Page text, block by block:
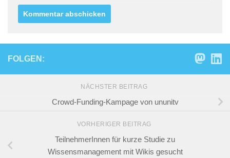
FOLGEN:
NÄCHSTER BEITRAG
Crowd-Funding-Kampage von ununitv
VORHERIGER BEITRAG
TeilnehmerInnen für kurze Studie zu
Wissensmanagement mit Wikis gesucht